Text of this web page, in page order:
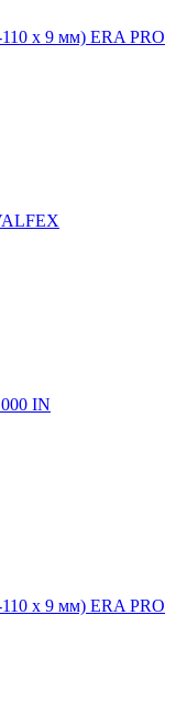
x 9 мм) ERA PRO
IN
x 9 мм) ERA PRO